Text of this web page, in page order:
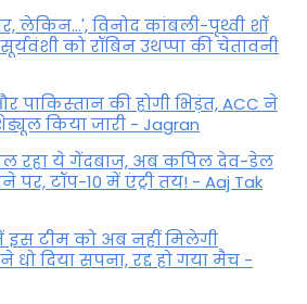
लेकिन...', व‍िनोद कांबली-पृथ्वी शॉ
को रॉबिन उथप्पा की चेतावनी
पाकिस्‍तान की होगी भिड़ंत, ACC ने
किया जारी - Jagran
रहा ये गेंदबाज, अब कपिल देव-डेल
पर, टॉप-10 में एंट्री तय! - Aaj Tak
इस टीम को अब नहीं मिलेगी
धो दिया सपना, रद्द हो गया मैच -